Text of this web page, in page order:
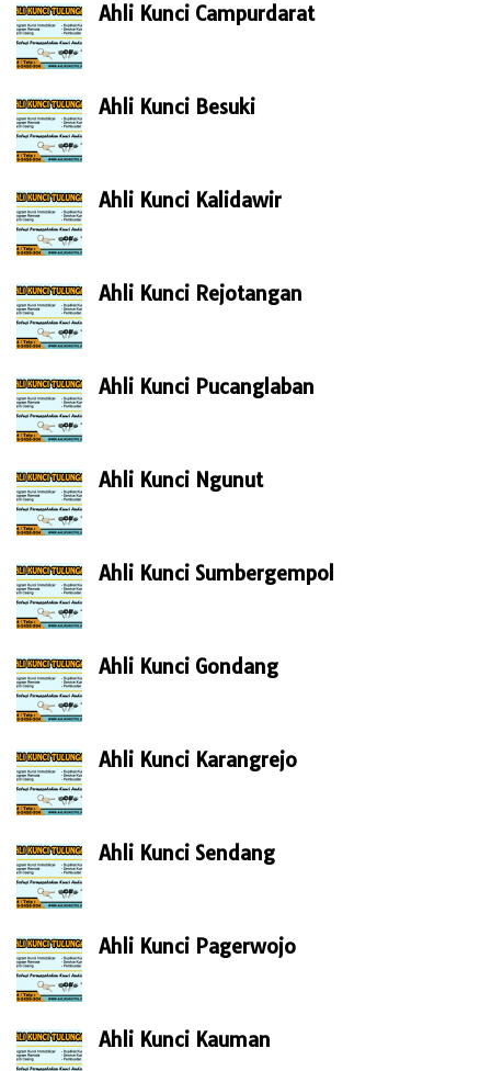
Ahli Kunci Campurdarat
Ahli Kunci Besuki
Ahli Kunci Kalidawir
Ahli Kunci Rejotangan
Ahli Kunci Pucanglaban
Ahli Kunci Ngunut
Ahli Kunci Sumbergempol
Ahli Kunci Gondang
Ahli Kunci Karangrejo
Ahli Kunci Sendang
Ahli Kunci Pagerwojo
Ahli Kunci Kauman